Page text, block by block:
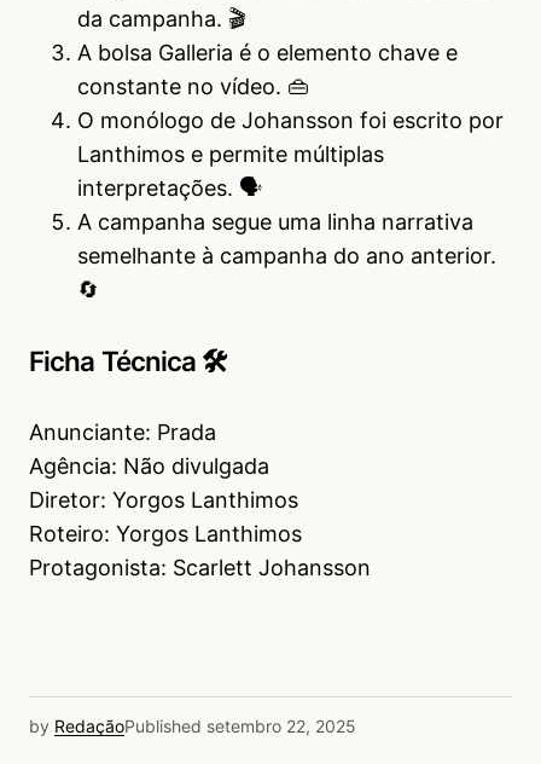
da campanha. 🎬
A bolsa Galleria é o elemento chave e
constante no vídeo. 👜
O monólogo de Johansson foi escrito por
Lanthimos e permite múltiplas
interpretações. 🗣️
A campanha segue uma linha narrativa
semelhante à campanha do ano anterior.
🔄
Ficha Técnica 🛠
Anunciante: Prada
Agência: Não divulgada
Diretor: Yorgos Lanthimos
Roteiro: Yorgos Lanthimos
Protagonista: Scarlett Johansson
by RedaçãoPublished setembro 22, 2025